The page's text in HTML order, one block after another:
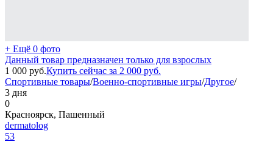
+ Ещё 0 фото
Данный товар предназначен только для взрослых
1 000 руб.Купить сейчас за 2 000 руб.
Спортивные товары/Военно-спортивные игры/Другое/
3 дня
0
Красноярск, Пашенный
dermatolog
53